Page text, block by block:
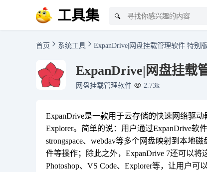
工具集 🔍
首页 系统工具 ExpanDrive|网盘挂载管理软件 特别
ExpanDrive|网盘挂载
网盘挂载管理软件 2.73k
ExpanDrive是一款用于云存储的快速网络驱
Explorer。简单的说：用户通过ExpanDrive软件
strongspace、webdav等多个网盘映射到本地
件等操作；除此之外，ExpanDrive 7还可以将
Photoshop、VS Code、Explorer等，让用户